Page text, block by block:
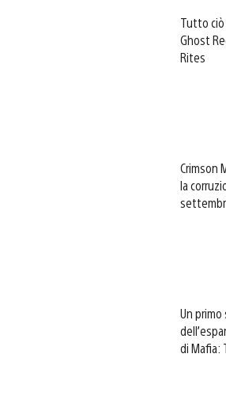
Tutto ciò
Ghost
Rites
Crimson
la
Un
di Mafia: